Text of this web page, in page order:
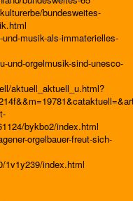
bundesweites-
musik-als-immaterielles-
und-orgelmusik-sind-unesco-
aktuell_aktuell_u.html?
bykbo2/index.html
orgelbauer-freut-sich-
1v1y239/index.html